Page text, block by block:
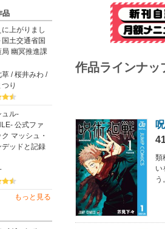
品
に上がりまし
土交通省国
局 幽冥推進課
/ 桜井みわ /
り
ュル-
公式ファ
マッシュ・
デッドと記録
もっと見る
作品ラインナ
類
い